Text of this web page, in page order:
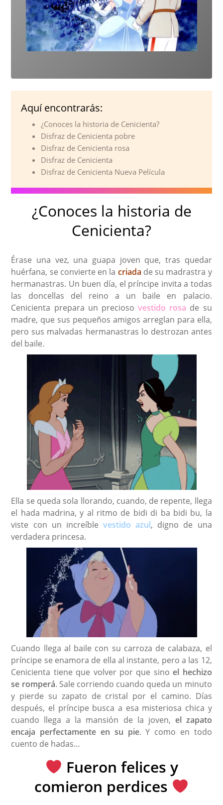
Aquí encontrarás:
¿Conoces la historia de Cenicienta?
Disfraz de Cenicienta pobre
Disfraz de Cenicienta rosa
Disfraz de Cenicienta
Disfraz de Cenicienta Nueva Película
¿Conoces la historia de
Cenicienta?
Érase una vez, una guapa joven que, tras quedar
huérfana, se convierte en la criada de su madrastra y
hermanastras. Un buen día, el príncipe invita a todas
las doncellas del reino a un baile en palacio.
Cenicienta prepara un preciosovestido rosa de su
madre, que sus pequeños amigos arreglan para ella,
pero sus malvadas hermanastras lo destrozan antes
del baile.
Ella se queda sola llorando, cuando, de repente, llega
el hada madrina, y al ritmo de bidi di ba bidi bu, la
viste con un increíble vestido azul, digno de una
verdadera princesa.
Cuando llega al baile con su carroza de calabaza, el
príncipe se enamora de ella al instante, pero a las 12,
Cenicienta tiene que volver por que sinoel hechizo
se romperá. Sale corriendo cuando queda un minuto
y pierde su zapato de cristal por el camino. Días
después, el príncipe busca a esa misteriosa chica y
cuando llega a la mansión de la joven, el zapato
encaja perfectamente en su pie. Y como en todo
cuento de hadas…
Fueron felices y
comieron perdices